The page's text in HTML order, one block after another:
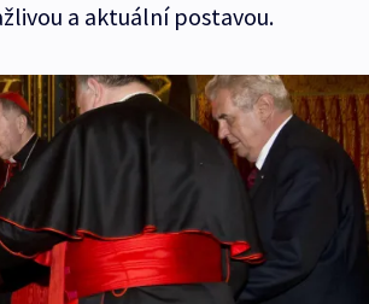
a aktuální postavou.